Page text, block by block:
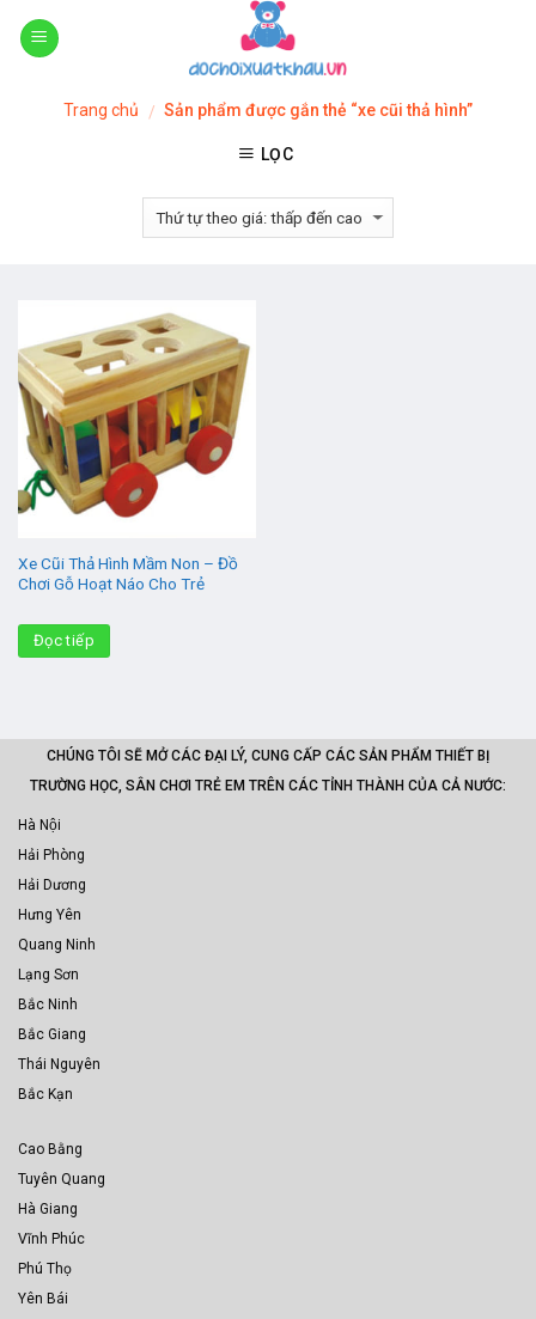
Skip
Trang chủ / Sản phẩm được gắn thẻ “xe cũi thả hình”
LỌC
Xe Cũi Thả Hình Mầm Non – Đồ
Chơi Gỗ Hoạt Náo Cho Trẻ
Đọc tiếp
CHÚNG TÔI SẼ MỞ CÁC ĐẠI LÝ, CUNG CẤP CÁC SẢN PHẨM THIẾT BỊ
TRƯỜNG HỌC, SÂN CHƠI TRẺ EM TRÊN CÁC TỈNH THÀNH CỦA CẢ NƯỚC:
Hà Nội
Hải Phòng
Hải Dương
Hưng Yên
Quang Ninh
Lạng Sơn
Bắc Ninh
Bắc Giang
Thái Nguyên
Bắc Kạn
Cao Bằng
Tuyên Quang
Hà Giang
Vĩnh Phúc
Phú Thọ
Yên Bái